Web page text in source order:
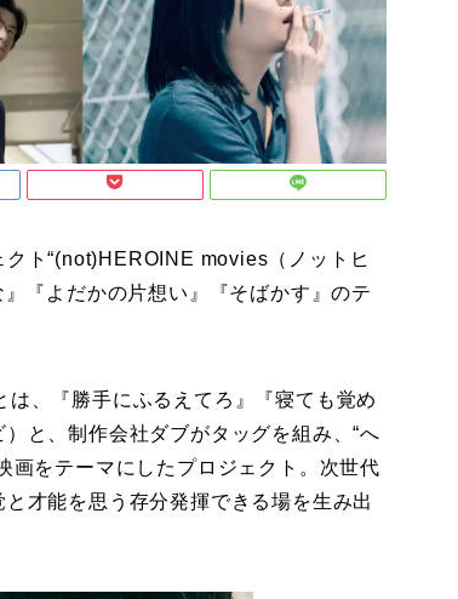
ト“(not)HEROINE movies（ノットヒ
『よだかの片想い』『そばかす』のテ
、『勝手にふるえてろ』『寝ても覚め
と、制作会社ダブがタッグを組み、“へ
画をテーマにしたプロジェクト。次世代
才能を思う存分発揮できる場を生み出